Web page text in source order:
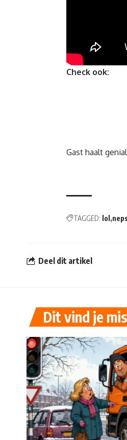
Check ook:
Gast haalt
TAGGED: lol
Deel dit artikel
Dit vind je